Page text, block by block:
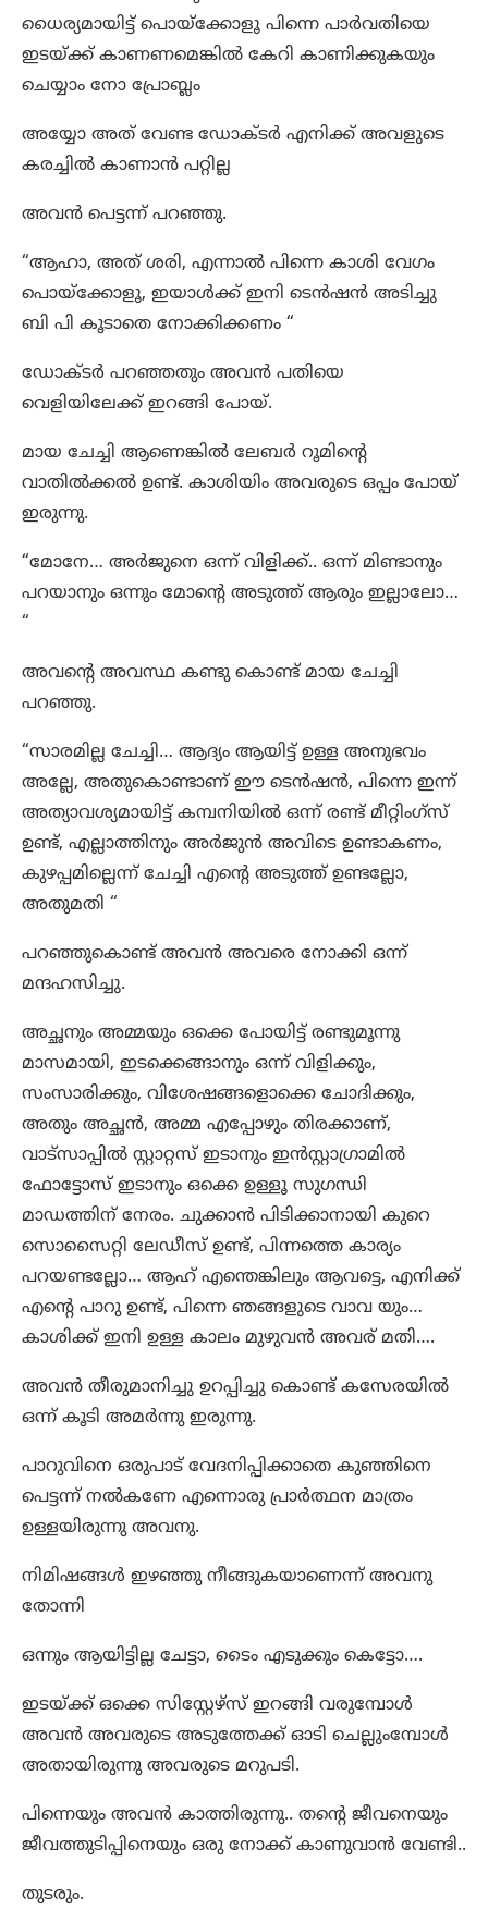
ധൈര്യമായിട്ട് പൊയ്ക്കോളൂ പിന്നെ പാർവതിയെ
ഇടയ്ക്ക് കാണണമെങ്കിൽ കേറി കാണിക്കുകയും
ചെയ്യാം നോ പ്രോബ്ലം
അയ്യോ അത് വേണ്ട ഡോക്ടർ എനിക്ക് അവളുടെ
കരച്ചിൽ കാണാൻ പറ്റില്ല
അവൻ പെട്ടന്ന് പറഞ്ഞു.
“ആഹാ, അത് ശരി, എന്നാൽ പിന്നെ കാശി വേഗം
പൊയ്ക്കോളൂ, ഇയാൾക്ക് ഇനി ടെൻഷൻ അടിച്ചു
ബി പി കൂടാതെ നോക്കിക്കണം “
ഡോക്ടർ പറഞ്ഞതും അവൻ പതിയെ
വെളിയിലേക്ക് ഇറങ്ങി പോയ്‌.
മായ ചേച്ചി ആണെങ്കിൽ ലേബർ റൂമിന്റെ
വാതിൽക്കൽ ഉണ്ട്. കാശിയിം അവരുടെ ഒപ്പം പോയ്‌
ഇരുന്നു.
“മോനേ… അർജുനെ ഒന്ന് വിളിക്ക്.. ഒന്ന് മിണ്ടാനും
പറയാനും ഒന്നും മോന്റെ അടുത്ത് ആരും ഇല്ലാലോ…
“
അവന്റെ അവസ്ഥ കണ്ടു കൊണ്ട് മായ ചേച്ചി
പറഞ്ഞു.
“സാരമില്ല ചേച്ചി… ആദ്യം ആയിട്ട് ഉള്ള അനുഭവം
അല്ലേ, അതുകൊണ്ടാണ് ഈ ടെൻഷൻ, പിന്നെ ഇന്ന്
അത്യാവശ്യമായിട്ട് കമ്പനിയിൽ ഒന്ന് രണ്ട് മീറ്റിംഗ്സ്
ഉണ്ട്, എല്ലാത്തിനും അർജുൻ അവിടെ ഉണ്ടാകണം,
കുഴപ്പമില്ലെന്ന് ചേച്ചി എന്റെ അടുത്ത് ഉണ്ടല്ലോ,
അതുമതി “
പറഞ്ഞുകൊണ്ട് അവൻ അവരെ നോക്കി ഒന്ന്
മന്ദഹസിച്ചു.
അച്ഛനും അമ്മയും ഒക്കെ പോയിട്ട് രണ്ടുമൂന്നു
മാസമായി, ഇടക്കെങ്ങാനും ഒന്ന് വിളിക്കും,
സംസാരിക്കും, വിശേഷങ്ങളൊക്കെ ചോദിക്കും,
അതും അച്ഛൻ, അമ്മ എപ്പോഴും തിരക്കാണ്,
വാട്സാപ്പിൽ സ്റ്റാറ്റസ് ഇടാനും ഇൻസ്റ്റാഗ്രാമിൽ
ഫോട്ടോസ് ഇടാനും ഒക്കെ ഉള്ളൂ സുഗന്ധി
മാഡത്തിന് നേരം. ചുക്കാൻ പിടിക്കാനായി കുറെ
സൊസൈറ്റി ലേഡീസ് ഉണ്ട്, പിന്നത്തെ കാര്യം
പറയണ്ടല്ലോ… ആഹ് എന്തെങ്കിലും ആവട്ടെ, എനിക്ക്
എന്റെ പാറു ഉണ്ട്, പിന്നെ ഞങ്ങളുടെ വാവ യും…
കാശിക്ക് ഇനി ഉള്ള കാലം മുഴുവൻ അവര് മതി….
അവൻ തീരുമാനിച്ചു ഉറപ്പിച്ചു കൊണ്ട് കസേരയിൽ
ഒന്ന് കൂടി അമർന്നു ഇരുന്നു.
പാറുവിനെ ഒരുപാട് വേദനിപ്പിക്കാതെ കുഞ്ഞിനെ
പെട്ടന്ന് നൽകണേ എന്നൊരു പ്രാർത്ഥന മാത്രം
ഉള്ളയിരുന്നു അവനു.
നിമിഷങ്ങൾ ഇഴഞ്ഞു നീങ്ങുകയാണെന്ന് അവനു
തോന്നി
ഒന്നും ആയിട്ടില്ല ചേട്ടാ, ടൈം എടുക്കും കെട്ടോ….
ഇടയ്ക്ക് ഒക്കെ സിസ്റ്റേഴ്സ് ഇറങ്ങി വരുമ്പോൾ
അവൻ അവരുടെ അടുത്തേക്ക് ഓടി ചെല്ലുംമ്പോൾ
അതായിരുന്നു അവരുടെ മറുപടി.
പിന്നെയും അവൻ കാത്തിരുന്നു.. തന്റെ ജീവനെയും
ജീവത്തുടിപ്പിനെയും ഒരു നോക്ക് കാണുവാൻ വേണ്ടി..
തുടരും.